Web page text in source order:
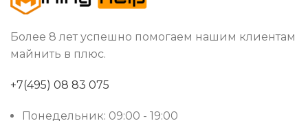
Более 8 лет успешно помогаем нашим клиентам
майнить в плюс.
+7(495) 08 83 075
Понедельник: 09:00 - 19:00